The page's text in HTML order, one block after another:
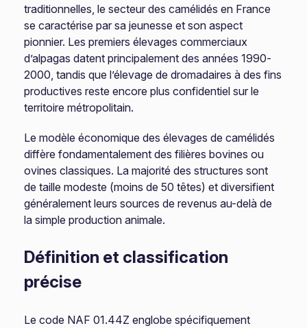
traditionnelles, le secteur des camélidés en France
se caractérise par sa jeunesse et son aspect
pionnier. Les premiers élevages commerciaux
d’alpagas datent principalement des années 1990-
2000, tandis que l’élevage de dromadaires à des fins
productives reste encore plus confidentiel sur le
territoire métropolitain.
Le modèle économique des élevages de camélidés
diffère fondamentalement des filières bovines ou
ovines classiques. La majorité des structures sont
de taille modeste (moins de 50 têtes) et diversifient
généralement leurs sources de revenus au-delà de
la simple production animale.
Définition et classification
précise
Le code NAF 01.44Z englobe spécifiquement